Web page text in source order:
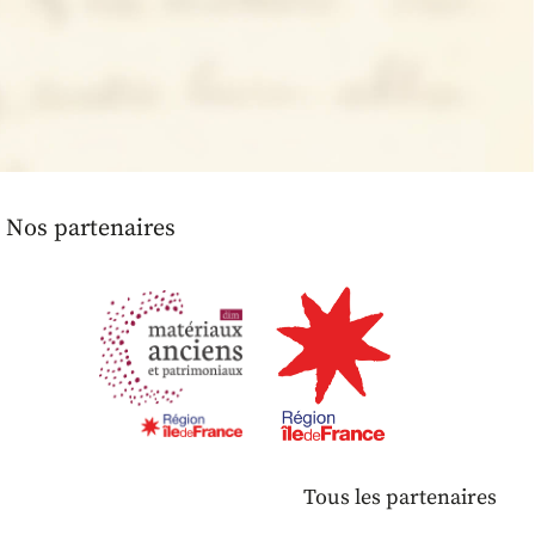
Nos partenaires
Tous les partenaires